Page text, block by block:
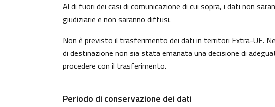
Al di fuori dei casi di comunicazione di cui sopra, i dati non
giudiziarie e non saranno diffusi.
Non è previsto il trasferimento dei dati in territori Extra-UE.
di destinazione non sia stata emanata una decisione di
procedere con il trasferimento.
Periodo di conservazione dei dati